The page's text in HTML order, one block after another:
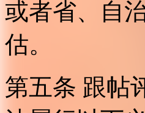
或者省、自
估。
第五条 跟帖